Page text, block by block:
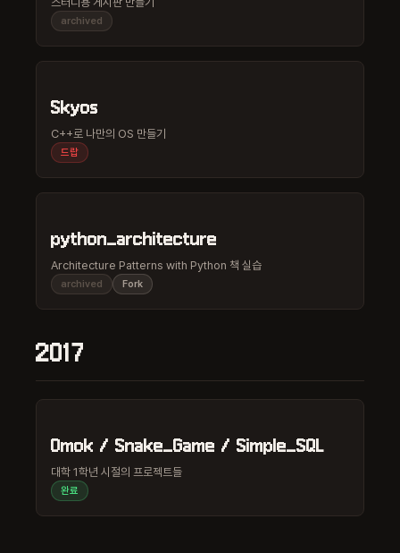
archived
Skyos
C++로 나만의 OS 만들기
드랍
python_architecture
Architecture Patterns with Python 책 실습
archived Fork
2017
Omok / Snake_Game / Simple_SQL
대학 1학년 시절의 프로젝트들
완료